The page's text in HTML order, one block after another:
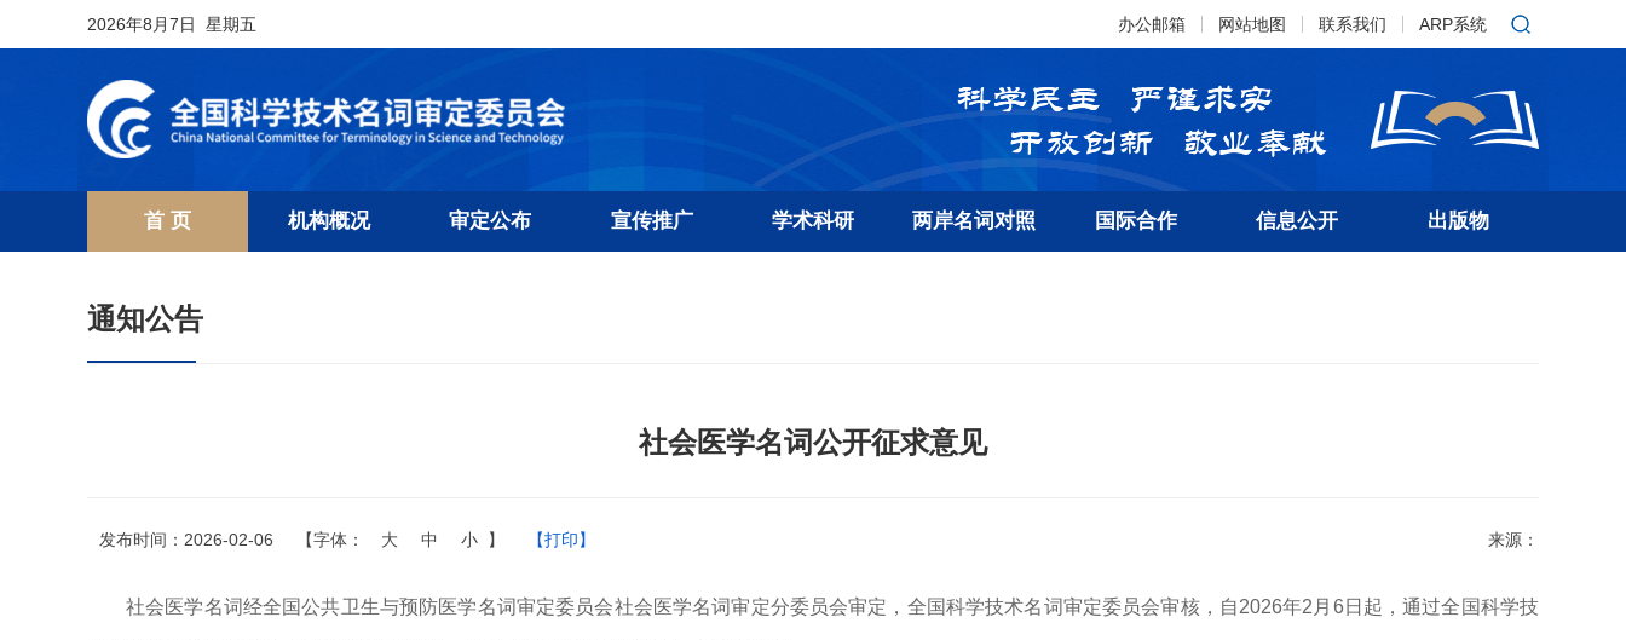
2026年8月7日 星期五 办公邮箱 网站地图 联系我们 ARP系统
首 页 机构概况 审定公布 宣传推广 学术科研 两岸名词对照 国际合作 信息公开 出版物
通知公告
社会医学名词公开征求意见
发布时间：2026-02-06 【字体： 大 中 小 】 【打印】 来源：
社会医学名词经全国公共卫生与预防医学名词审定委员会社会医学名词审定分委员会审定，全国科学技术名词审定委员会审核，自2026年2月6日起，通过全国科学技